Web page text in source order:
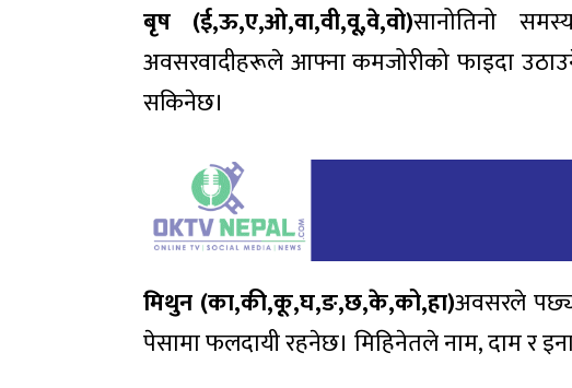
बृष (ई,ऊ,ए,ओ,वा,वी,वू,वे,वो)सानोतिनो
अवसरवादीहरूले आफ्ना कमजोरीको फाइदा
सकिनेछ।
मिथुन (का,की,कू,घ,ङ,छ,के,को,हा)अवसरले
पेसामा फलदायी रहनेछ। मिहिनेतले नाम, दाम र